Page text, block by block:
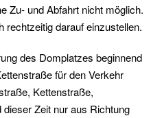
Zu- und Abfahrt nicht möglich.
rechtzeitig darauf einzustellen.
des Domplatzes beginnend
für den Verkehr
Kettenstraße,
Zeit nur aus Richtung